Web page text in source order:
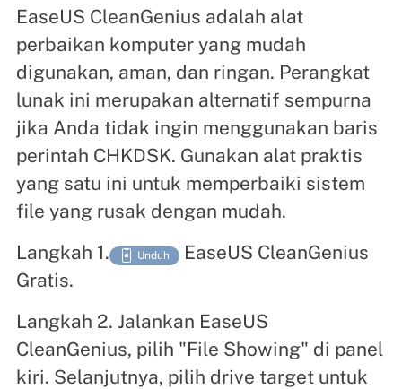
EaseUS CleanGenius adalah alat
perbaikan komputer yang mudah
digunakan, aman, dan ringan. Perangkat
lunak ini merupakan alternatif sempurna
jika Anda tidak ingin menggunakan baris
perintah CHKDSK. Gunakan alat praktis
yang satu ini untuk memperbaiki sistem
file yang rusak dengan mudah.
Langkah 1.
 Unduh
EaseUS CleanGenius
Gratis.
Langkah 2. Jalankan EaseUS
CleanGenius, pilih "File Showing" di panel
kiri. Selanjutnya, pilih drive target untuk